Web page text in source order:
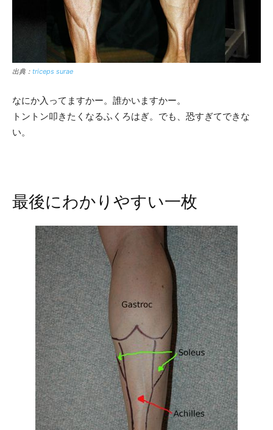
出典： triceps surae
なにか入ってますかー。誰かいますかー。
トントン叩きたくなるふくろはぎ。でも、恐すぎてできな
い。
最後にわかりやすい一枚